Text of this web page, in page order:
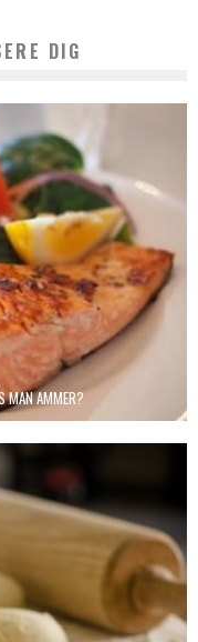
DIG
MAN AMMER?